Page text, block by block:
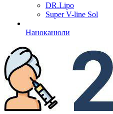
DR.Lipo
Super V-line Sol
Наноканюли